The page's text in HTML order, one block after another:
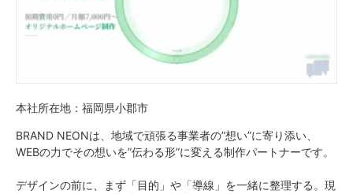
本社所在地：福岡県小郡市
BRAND NEONは、地域で頑張る事業者の”想い”に寄り添い、
WEBの力でその想いを”伝わる形”に変える制作パートナーです。
デザインの前に、まず「目的」や「導線」を一緒に整理する。現